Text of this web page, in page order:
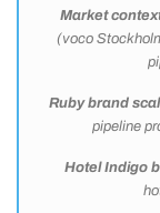
Market
(voco
Ruby brand
pipeline
Hotel Indigo